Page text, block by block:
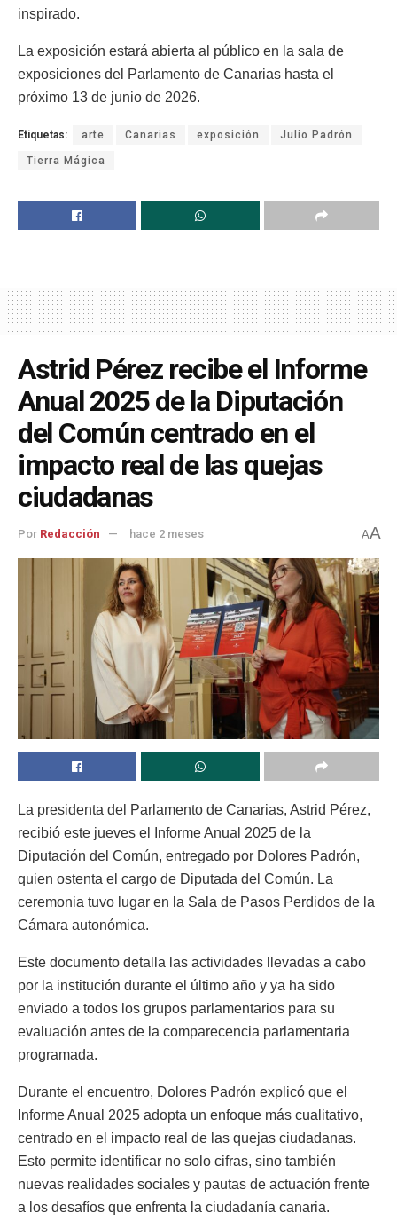
inspirado.
La exposición estará abierta al público en la sala de
exposiciones del Parlamento de Canarias hasta el
próximo 13 de junio de 2026.
Etiquetas: arte Canarias exposición Julio Padrón
Tierra Mágica
Astrid Pérez recibe el Informe
Anual 2025 de la Diputación
del Común centrado en el
impacto real de las quejas
ciudadanas
Por Redacción hace 2 meses AA
La presidenta del Parlamento de Canarias, Astrid Pérez,
recibió este jueves el Informe Anual 2025 de la
Diputación del Común, entregado por Dolores Padrón,
quien ostenta el cargo de Diputada del Común. La
ceremonia tuvo lugar en la Sala de Pasos Perdidos de la
Cámara autonómica.
Este documento detalla las actividades llevadas a cabo
por la institución durante el último año y ya ha sido
enviado a todos los grupos parlamentarios para su
evaluación antes de la comparecencia parlamentaria
programada.
Durante el encuentro, Dolores Padrón explicó que el
Informe Anual 2025 adopta un enfoque más cualitativo,
centrado en el impacto real de las quejas ciudadanas.
Esto permite identificar no solo cifras, sino también
nuevas realidades sociales y pautas de actuación frente
a los desafíos que enfrenta la ciudadanía canaria.